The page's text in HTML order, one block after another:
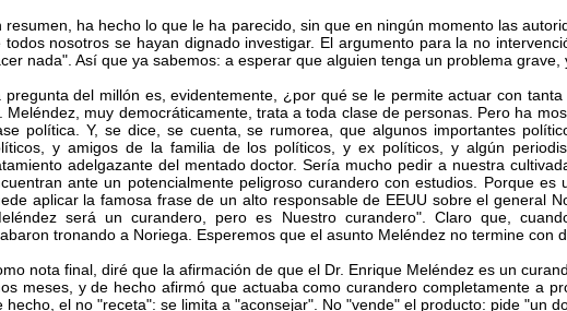
resumen, ha hecho lo que le ha parecido, sin que en ningún momento las
todos nosotros se hayan dignado investigar. El argumento para la no
nada". Así que ya sabemos: a esperar que alguien tenga un problema grave,
pregunta del millón es, evidentemente, ¿por qué se le permite actuar con
Meléndez, muy democráticamente, trata a toda clase de personas. Pero ha
política. Y, se dice, se cuenta, se rumorea, que algunos importantes
y amigos de la familia de los políticos, y ex políticos, y algún
adelgazante del mentado doctor. Sería mucho pedir a nuestra
ante un potencialmente peligroso curandero con estudios. Porque
aplicar la famosa frase de un alto responsable de EEUU sobre el general
será un curandero, pero es Nuestro curandero". Claro que,
tronando a Noriega. Esperemos que el asunto Meléndez no termine con
nota final, diré que la afirmación de que el Dr. Enrique Meléndez es un
meses, y de hecho afirmó que actuaba como curandero completamente a
hecho, el no "receta": se limita a "aconsejar". No "vende" el producto: pide "un